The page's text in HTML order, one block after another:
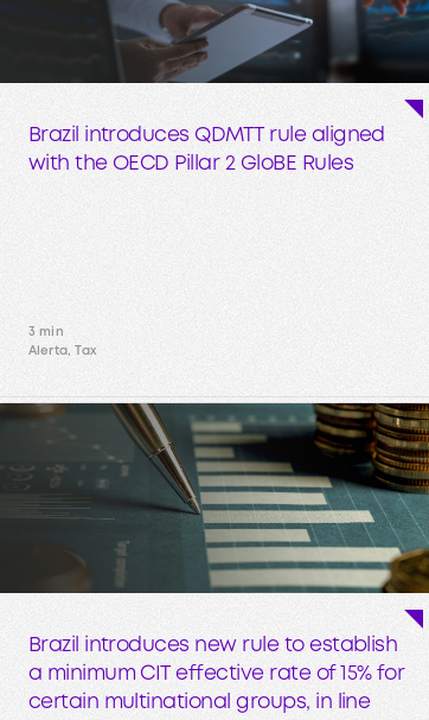
Brazil introduces QDMTT rule aligned
with the OECD Pillar 2 GloBE Rules
3 min
Alerta, Tax
Brazil introduces new rule to establish
a minimum CIT effective rate of 15% for
certain multinational groups, in line